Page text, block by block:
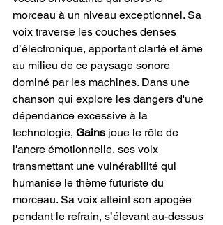
morceau à un niveau exceptionnel. Sa
voix traverse les couches denses
d’électronique, apportant clarté et âme
au milieu de ce paysage sonore
dominé par les machines. Dans une
chanson qui explore les dangers d'une
dépendance excessive à la
technologie, Gains joue le rôle de
l'ancre émotionnelle, ses voix
transmettant une vulnérabilité qui
humanise le thème futuriste du
morceau. Sa voix atteint son apogée
pendant le refrain, s’élevant au-dessus